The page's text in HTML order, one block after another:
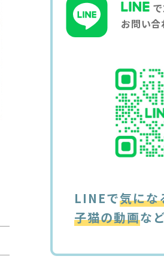
お問い合
LINEで気にな
子猫の動画な